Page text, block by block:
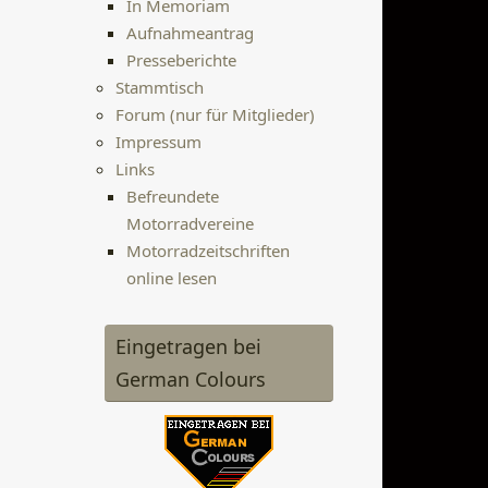
In Memoriam
Aufnahmeantrag
Presseberichte
Stammtisch
Forum (nur für Mitglieder)
Impressum
Links
Befreundete
Motorradvereine
Motorradzeitschriften
online lesen
Eingetragen bei
German Colours